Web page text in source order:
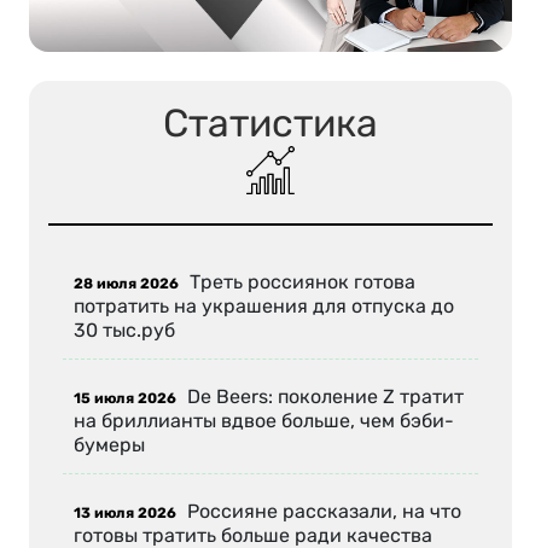
Статистика
28 июля 2026 Треть россиянок готова
потратить на украшения для отпуска до
30 тыс.руб
15 июля 2026 De Beers: поколение Z тратит
на бриллианты вдвое больше, чем бэби-
бумеры
13 июля 2026 Россияне рассказали, на что
готовы тратить больше ради качества